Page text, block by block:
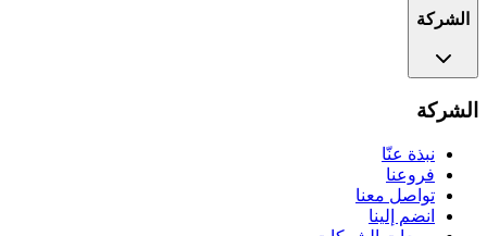
الشركة
الشركة
نبذة عنّا
فروعنا
تواصل معنا
انضم إلينا